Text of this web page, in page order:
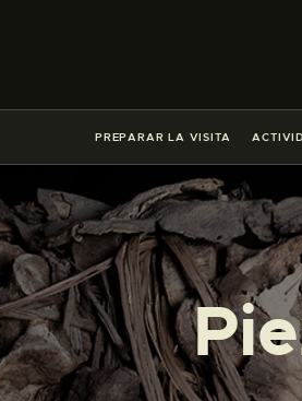
PREPARAR LA VISITA
█
EL